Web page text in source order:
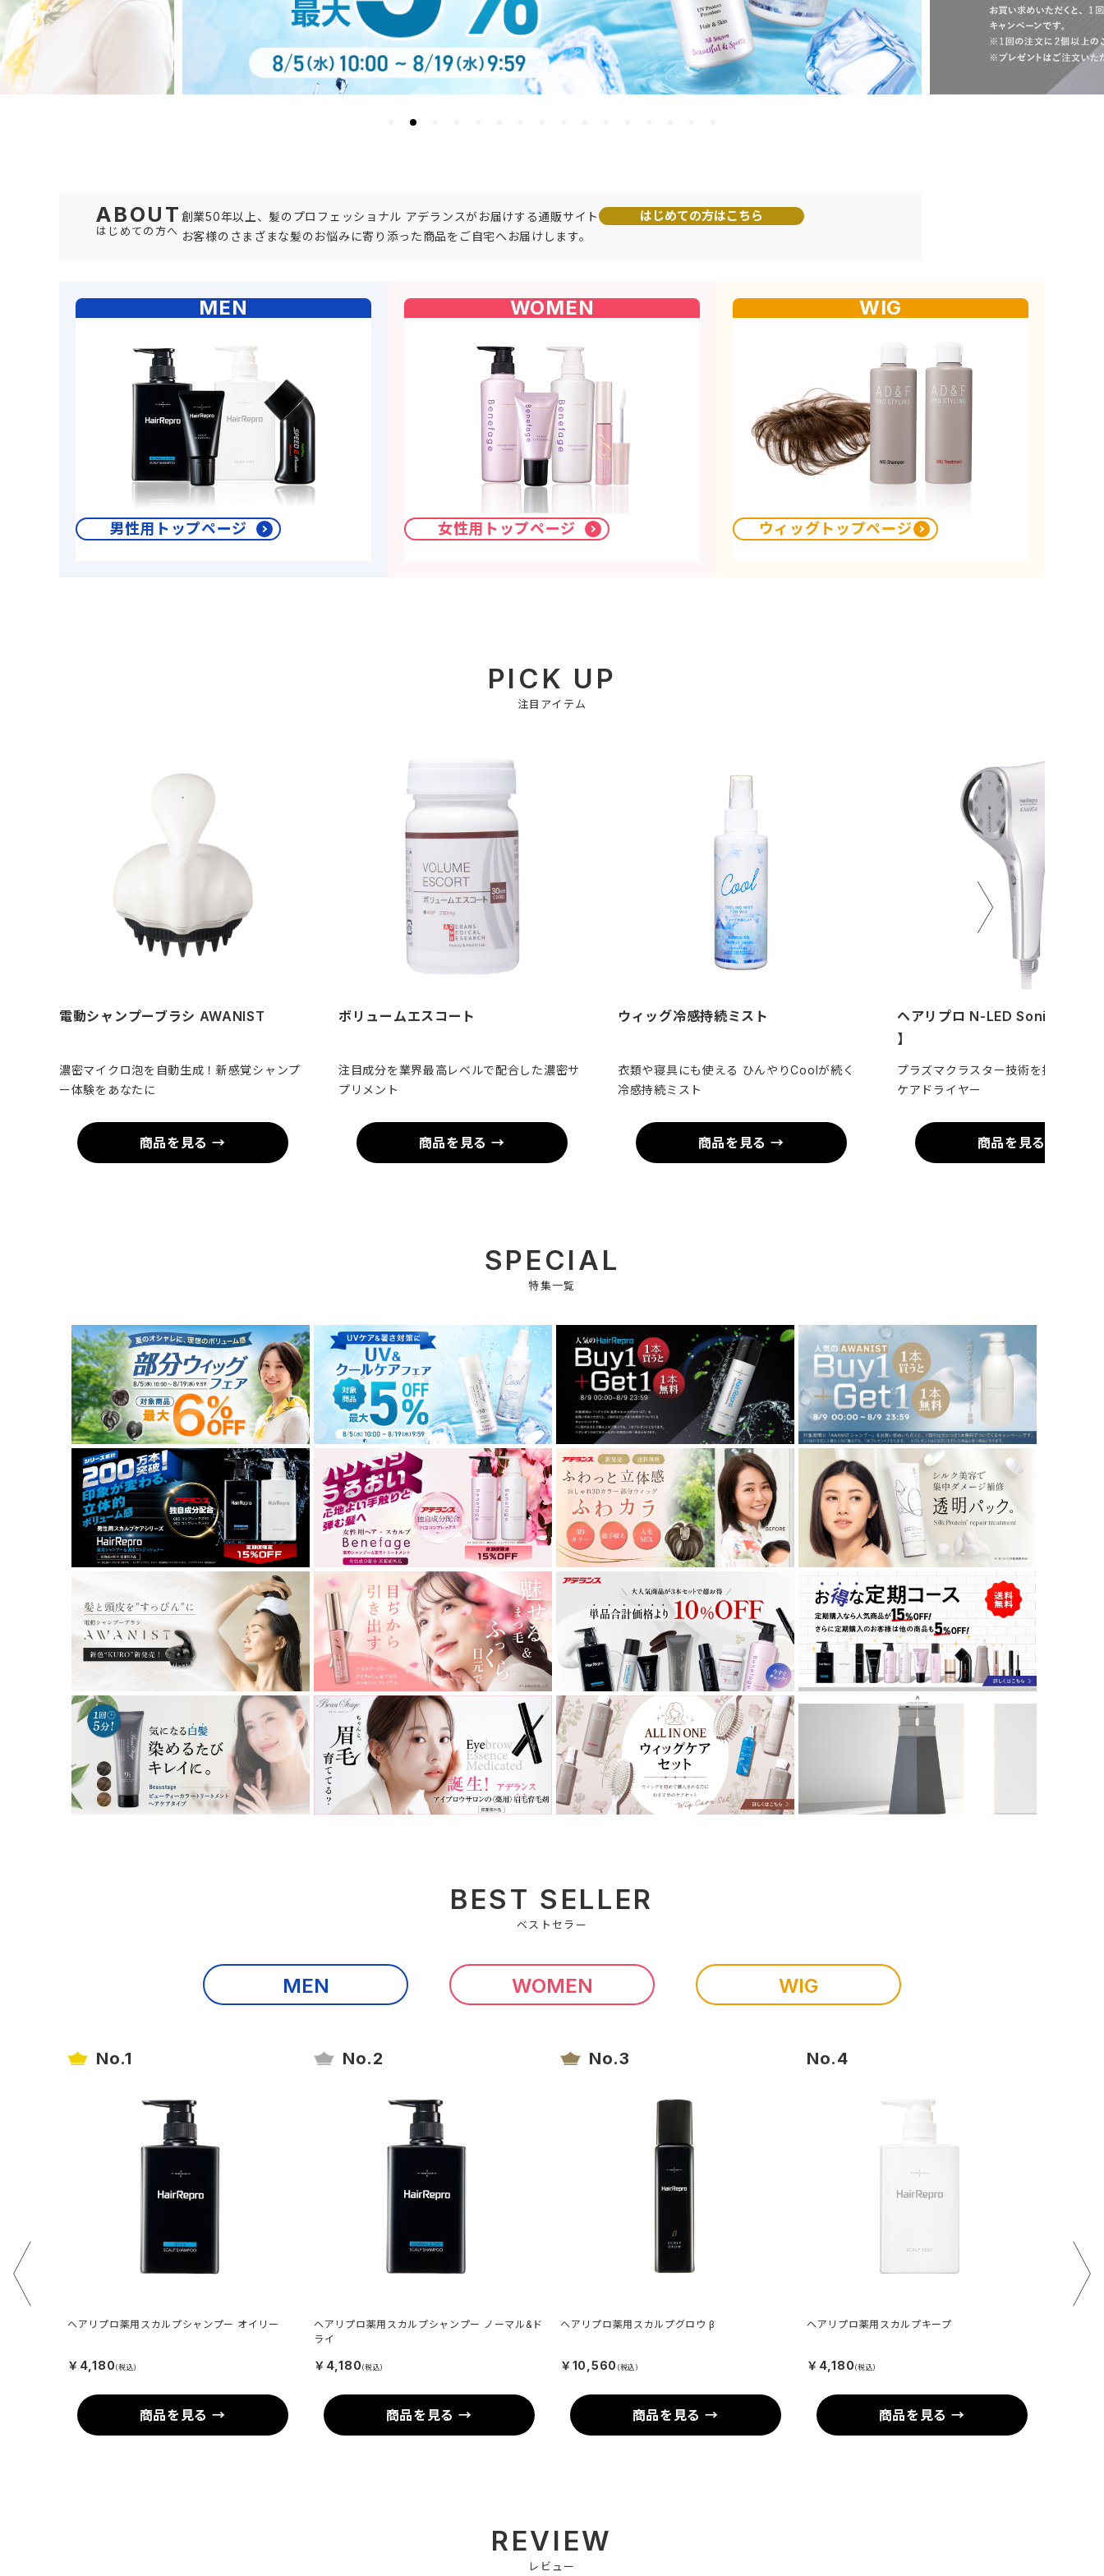
ABOUT
はじめての方へ
創業50年以上、髪のプロフェッショナル アデランスがお届けする通販サイト
お客様のさまざまな髪のお悩みに寄り添った商品をご自宅へお届けします。
はじめての方はこちら
MEN
男性用トップページ
WOMEN
女性用トップページ
WIG
ウィッグトップページ
PICK UP
注目アイテム
電動シャンプーブラシ AWANIST
濃密マイクロ泡を自動生成！新感覚シャンプ
ー体験をあなたに
商品を見る →
ボリュームエスコート
注目成分を業界最高レベルで配合した濃密サ
プリメント
商品を見る →
ウィッグ冷感持続ミスト
衣類や寝具にも使える ひんやりCoolが続く
冷感持続ミスト
商品を見る →
ヘアリプロ N-LED Sonic【
】
プラズマクラスター技術を搭載した
ケアドライヤー
商品を見る →
SPECIAL
特集一覧
BEST SELLER
ベストセラー
MEN WOMEN WIG
No.1
ヘアリプロ薬用スカルプシャンプー オイリー
￥4,180 (税込)
商品を見る →
No.2
ヘアリプロ薬用スカルプシャンプー ノーマル&ド
ライ
￥4,180 (税込)
商品を見る →
No.3
ヘアリプロ薬用スカルプグロウ β
￥10,560 (税込)
商品を見る →
No.4
ヘアリプロ薬用スカルプキープ
￥4,180 (税込)
商品を見る →
REVIEW
レビュー